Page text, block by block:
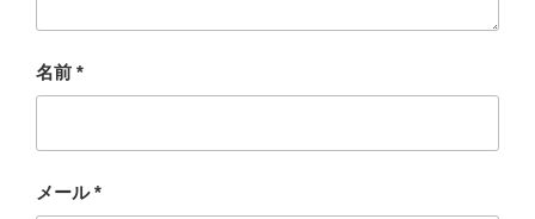
名前 *
メール*